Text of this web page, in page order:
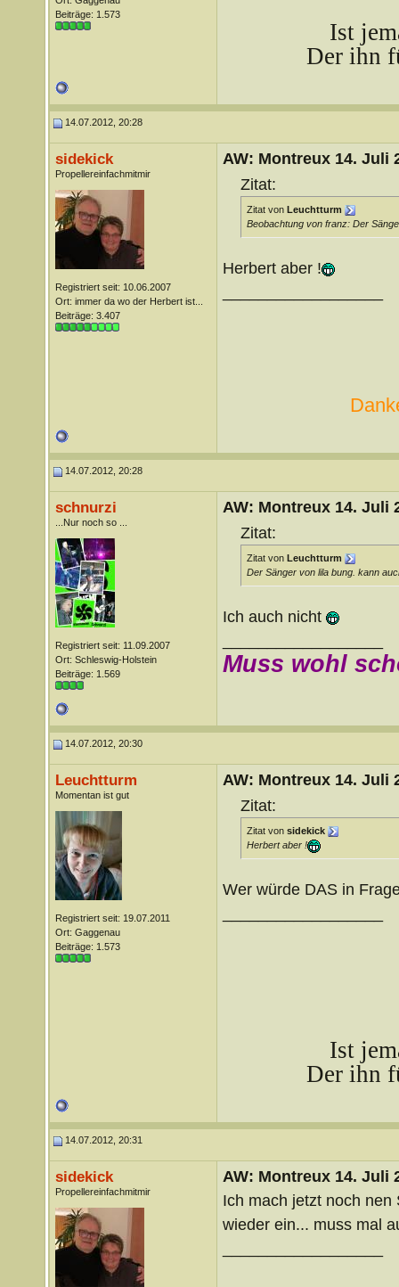
Beiträge: 1.573
Ist
Der ihn
14.07.2012, 20:28
sidekick
Propellereinfachmitmir
Registriert seit: 10.06.2007
Ort: immer da wo der Herbert ist...
Beiträge: 3.407
AW: Montreux 14. Juli
Zitat:
Zitat von Leuchtturm
Beobachtung von franz: Der
Herbert aber !
14.07.2012, 20:28
schnurzi
...Nur noch so ...
Registriert seit: 11.09.2007
Ort: Schleswig-Holstein
Beiträge: 1.569
AW: Montreux 14. Juli
Zitat:
Zitat von Leuchtturm
Der Sänger von lila bung. kann
Ich auch nicht
Muss wohl
14.07.2012, 20:30
Leuchtturm
Momentan ist gut
Registriert seit: 19.07.2011
Ort: Gaggenau
Beiträge: 1.573
AW: Montreux 14. Juli
Zitat:
Zitat von sidekick
Herbert aber !
Wer würde DAS in
Ist
Der ihn
14.07.2012, 20:31
sidekick
Propellereinfachmitmir
AW: Montreux 14. Juli
Ich mach jetzt noch
wieder ein... muss mal